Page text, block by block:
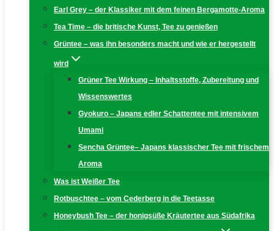
Earl Grey – der Klassiker mit dem feinen Bergamotte-Aroma
Tea Time – die britische Kunst, Tee zu genießen
Grüntee – was ihn besonders macht und wie er hergestellt
wird
Grüner Tee Wirkung – Inhaltsstoffe, Zubereitung und
Wissenswertes
Gyokuro – Japans edler Schattentee mit intensivem
Umami
Sencha Grüntee– Japans klassischer Tee mit frischem
Aroma
Was ist Weißer Tee
Rotbuschtee – vom Cederberg in die Teetasse
Honeybush Tee – der honigsüße Kräutertee aus Südafrika